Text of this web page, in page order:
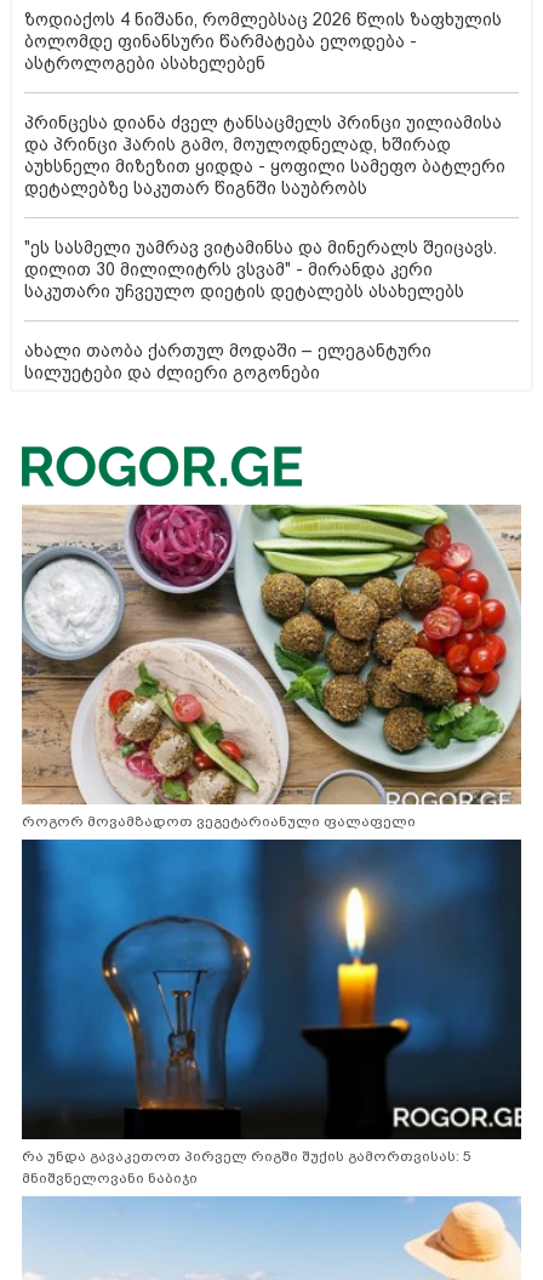
ზოდიაქოს 4 ნიშანი, რომლებსაც 2026 წლის ზაფხულის
ბოლომდე ფინანსური წარმატება ელოდება -
ასტროლოგები ასახელებენ
პრინცესა დიანა ძველ ტანსაცმელს პრინცი უილიამისა
და პრინცი ჰარის გამო, მოულოდნელად, ხშირად
აუხსნელი მიზეზით ყიდდა - ყოფილი სამეფო ბატლერი
დეტალებზე საკუთარ წიგნში საუბრობს
"ეს სასმელი უამრავ ვიტამინსა და მინერალს შეიცავს.
დილით 30 მილილიტრს ვსვამ" - მირანდა კერი
საკუთარი უჩვეულო დიეტის დეტალებს ასახელებს
ახალი თაობა ქართულ მოდაში – ელეგანტური
სილუეტები და ძლიერი გოგონები
როგორ მოვამზადოთ ვეგეტარიანული ფალაფელი
რა უნდა გავაკეთოთ პირველ რიგში შუქის გამორთვისას: 5
მნიშვნელოვანი ნაბიჯი